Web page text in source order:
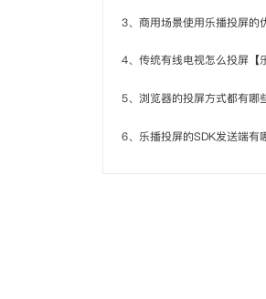
4、传统有线电视怎么投屏【